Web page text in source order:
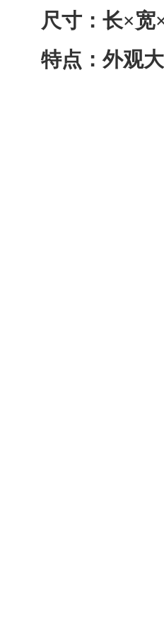
尺寸：长×宽×
特点：外观大